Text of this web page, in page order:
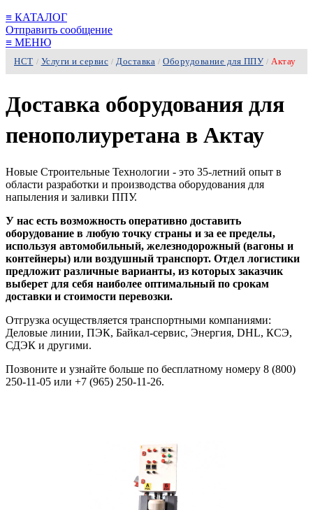
≡ КАТАЛОГ
Отправить сообщение
≡ МЕНЮ
НСТ / Услуги и сервис / Доставка / Оборудование для ППУ / Актау
Доставка оборудования для
пенополиуретана в Актау
Новые Строительные Технологии - это 35-летний опыт в
области разработки и производства оборудования для
напыления и заливки ППУ.
У нас есть возможность оперативно доставить
оборудование в любую точку страны и за ее пределы,
используя автомобильный, железнодорожный (вагоны и
контейнеры) или воздушный транспорт. Отдел логистики
предложит различные варианты, из которых заказчик
выберет для себя наиболее оптимальный по срокам
доставки и стоимости перевозки.
Отгрузка осуществляется транспортными компаниями:
Деловые линии, ПЭК, Байкал-сервис, Энергия, DHL, КСЭ,
СДЭК и другими.
Позвоните и узнайте больше по бесплатному номеру 8 (800)
250-11-05 или +7 (965) 250-11-26.